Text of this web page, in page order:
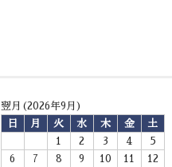
翌月(2026年9月)
日
月 火 水 木 金
土
1
2 3 4
5
6
7 8 9 10 11 12